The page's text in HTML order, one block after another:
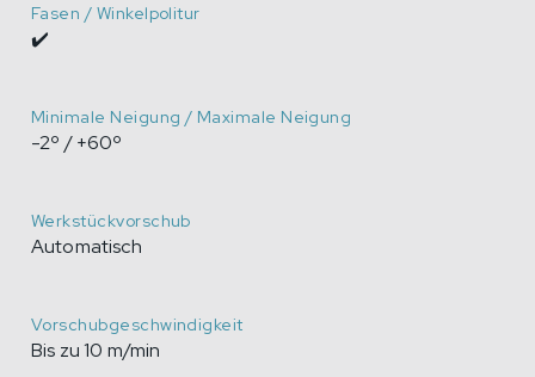
Fasen / Winkelpolitur
✔️
Minimale Neigung / Maximale Neigung
-2º / +60º
Werkstückvorschub
Automatisch
Vorschubgeschwindigkeit
Bis zu 10 m/min